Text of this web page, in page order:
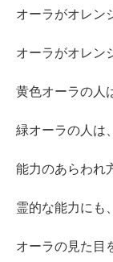
オーラがオレン
オーラがオレン
黄色オーラの人
緑オーラの人は
能力のあらわれ
霊的な能力にも
オーラの見た目